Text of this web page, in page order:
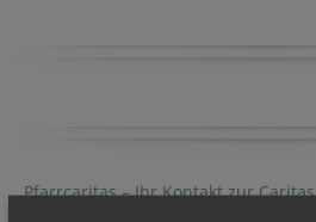
Pfarrcaritas – Ihr Kontakt zur Caritas